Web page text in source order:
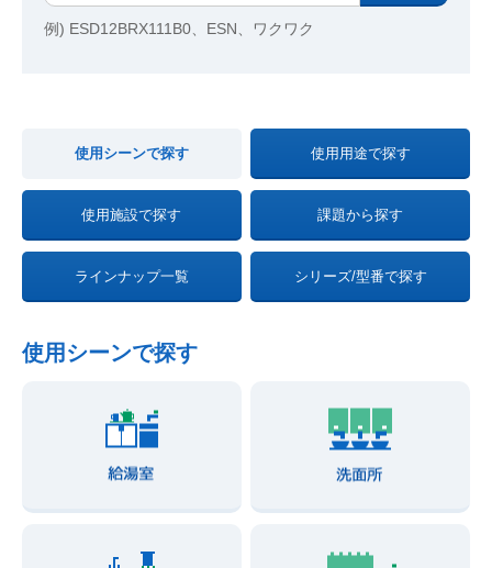
例) ESD12BRX111B0、ESN、ワクワク
使用シーンで探す 使用用途で探す
使用施設で探す 課題から探す
ラインナップ一覧 シリーズ/型番で探す
使用シーンで探す